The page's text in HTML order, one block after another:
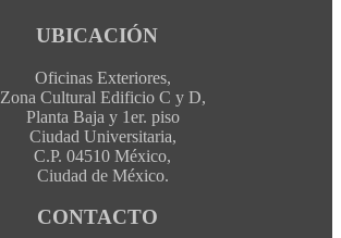
UBICACIÓN
Oficinas Exteriores,
Zona Cultural Edificio C y D,
Planta Baja y 1er. piso
Ciudad Universitaria,
C.P. 04510 México,
Ciudad de México.
CONTACTO